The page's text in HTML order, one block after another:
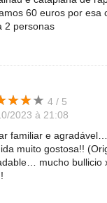
60 euros por esa
2 personas
★★★
★★★ 4 / 5
2023 à 21:08
familiar e
muito gostosa!!
mucho bullicio